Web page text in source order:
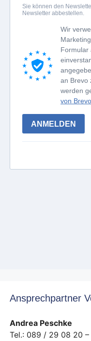
Ansprechpartner
Andrea Peschke
Tel.: 089 / 29 08 20 –